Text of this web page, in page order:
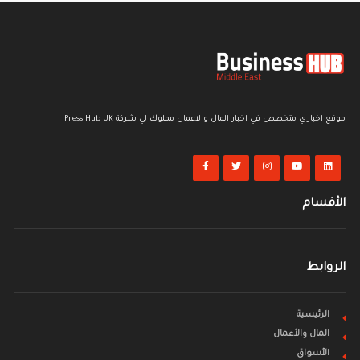
هل تصمد أسعار النفط رغم التوترات أم تستعد الأسواق لـ
موقع اخباري متخصص في اخبار المال والاعمال مملوك لي شركة Press Hub UK
الأقسام
الروابط
الرئيسية
المال والأعمال
الأسواق